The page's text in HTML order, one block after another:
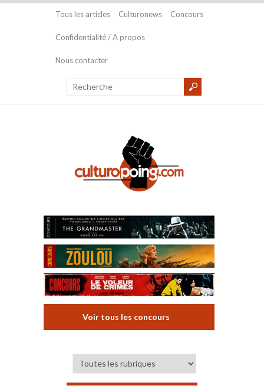
Tous les articles Culturonews Concours
Confidentialité / A propos
Nous contacter
Voir tous les concours